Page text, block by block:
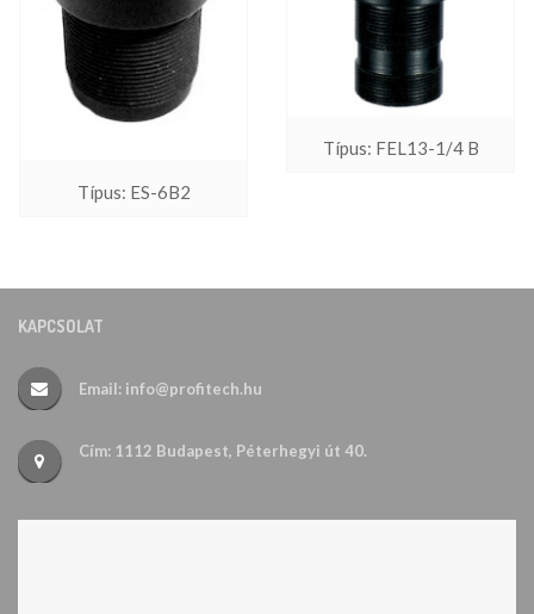
Típus: ES-6B2
Típus: FEL13-1/4 B
KAPCSOLAT
Email: info@profitech.hu
Cím: 1112 Budapest, Péterhegyi út 40.